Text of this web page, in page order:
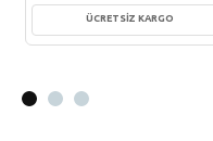
ÜCRETSİZ KARGO